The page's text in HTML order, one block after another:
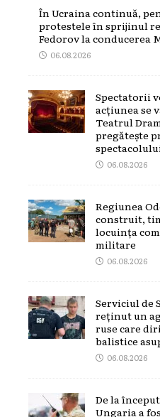
În Ucraina continuă,
protestele în sprijinul
Fedorov la
06.08.2026
Spectatorii
acțiunea se
Teatrul
pregătește
06.08.2026
Regiunea
construit,
locuința
militare
06.08.2026
Serviciul de
reținut un
ruse care
balistice
06.08.2026
De la
Ungaria a